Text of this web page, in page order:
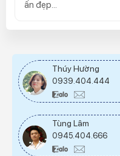
ấn đẹp...
Thúy Hường
0939.404.444
Tùng Lâm
0945.404.666